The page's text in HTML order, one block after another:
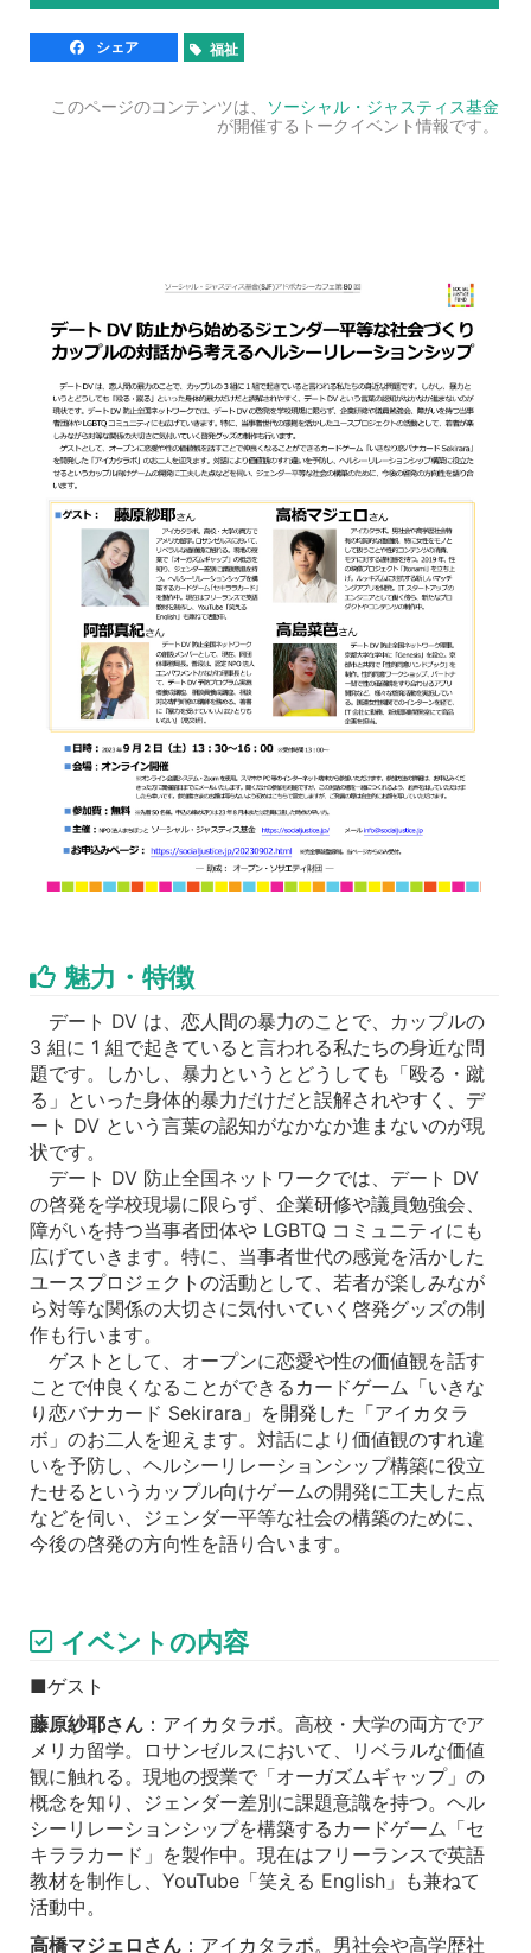
シェア 福祉
このページのコンテンツは、
ソーシャル・ジャスティス基金
が開催するトークイベント情報です。
魅力・特徴
デート DV は、恋人間の暴力のことで、カップルの
3 組に 1 組で起きていると言われる私たちの身近な問
題です。しかし、暴力というとどうしても「殴る・蹴
る」といった身体的暴力だけだと誤解されやすく、デ
ート DV という言葉の認知がなかなか進まないのが現
状です。
デート DV 防止全国ネットワークでは、デート DV
の啓発を学校現場に限らず、企業研修や議員勉強会、
障がいを持つ当事者団体や LGBTQ コミュニティにも
広げていきます。特に、当事者世代の感覚を活かした
ユースプロジェクトの活動として、若者が楽しみなが
ら対等な関係の大切さに気付いていく啓発グッズの制
作も行います。
ゲストとして、オープンに恋愛や性の価値観を話す
ことで仲良くなることができるカードゲーム「いきな
り恋バナカード Sekirara」を開発した「アイカタラ
ボ」のお二人を迎えます。対話により価値観のすれ違
いを予防し、ヘルシーリレーションシップ構築に役立
たせるというカップル向けゲームの開発に工夫した点
などを伺い、ジェンダー平等な社会の構築のために、
今後の啓発の方向性を語り合います。
イベントの内容
■ゲスト
藤原紗耶さん ：アイカタラボ。高校・大学の両方でア
メリカ留学。ロサンゼルスにおいて、リベラルな価値
観に触れる。現地の授業で「オーガズムギャップ」の
概念を知り、ジェンダー差別に課題意識を持つ。ヘル
シーリレーションシップを構築するカードゲーム「セ
キララカード」を製作中。現在はフリーランスで英語
教材を制作し、YouTube「笑える English」も兼ねて
活動中。
高橋マジェロさん ：アイカタラボ。男社会や高学歴社